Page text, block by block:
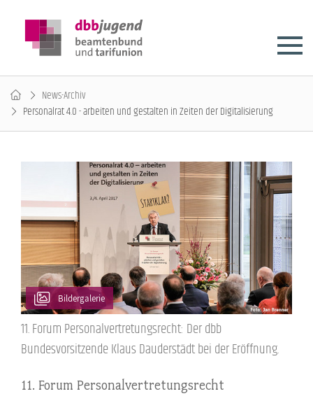
News-Archiv
Personalrat 4.0 - arbeiten und gestalten in Zeiten der Digitalisierung
Bildergalerie
11. Forum Personalvertretungsrecht: Der dbb
Bundesvorsitzende Klaus Dauderstädt bei der Eröffnung.
11. Forum Personalvertretungsrecht